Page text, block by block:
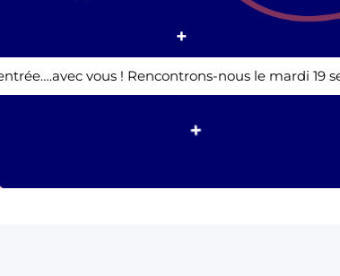
vous ! Rencontrons-nous le mardi 19